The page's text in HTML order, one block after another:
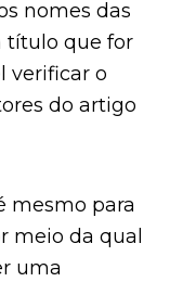
nomes das
título que for
verificar o
do artigo
mesmo para
meio da qual
uma